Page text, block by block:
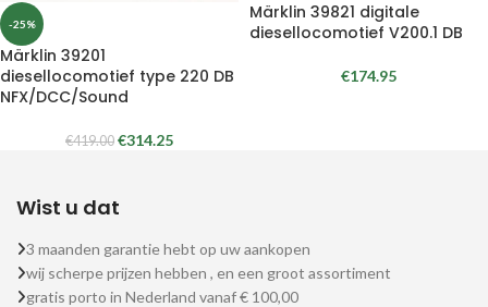
-25%
Märklin 39201
diesellocomotief type 220 DB
NFX/DCC/Sound
€419.00 €314.25
Märklin 39821 digitale
diesellocomotief V200.1 DB
€174.95
Wist u dat
3 maanden garantie hebt op uw aankopen
wij scherpe prijzen hebben , en een groot assortiment
gratis porto in Nederland vanaf € 100,00